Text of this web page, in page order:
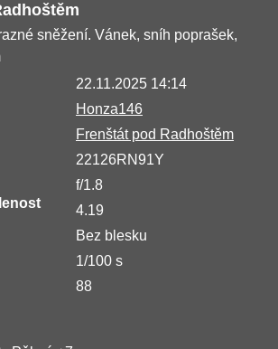
sněžení. Vánek, sníh poprašek,
22.11.2025 14:14
Honza146
Frenštát pod Radhoštěm
22126RN91Y
f/1.8
4.19
Bez blesku
1/100 s
88